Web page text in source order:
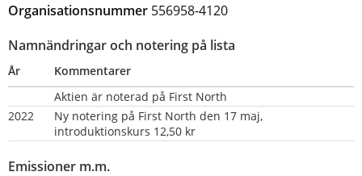
Organisationsnummer 556958-4120
Namnändringar och notering på lista
År
Kommentarer
Aktien är noterad på First North
2022
Ny notering på First North den 17 maj,
introduktionskurs 12,50 kr
Emissioner m.m.